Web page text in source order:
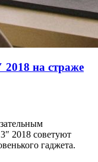
на страже
2018 советуют
гаджета.